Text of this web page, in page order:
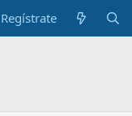
Regístrate